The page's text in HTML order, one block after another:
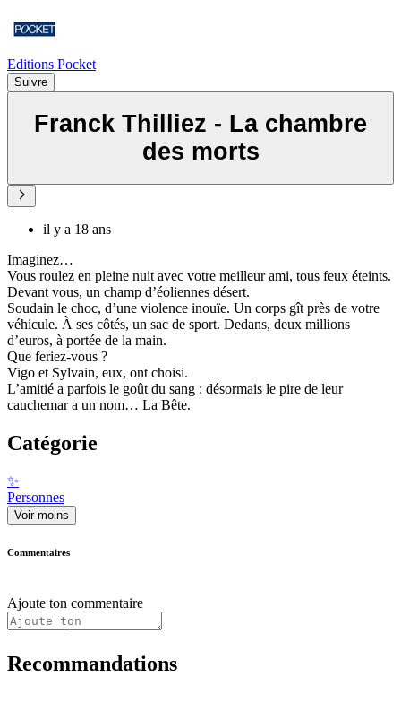
Editions Pocket
Suivre
Franck Thilliez - La chambre
des morts
il y a 18 ans
Imaginez…
Vous roulez en pleine nuit avec votre meilleur ami, tous feux éteints.
Devant vous, un champ d’éoliennes désert.
Soudain le choc, d’une violence inouïe. Un corps gît près de votre
véhicule. À ses côtés, un sac de sport. Dedans, deux millions
d’euros, à portée de la main.
Que feriez-vous ?
Vigo et Sylvain, eux, ont choisi.
L’amitié a parfois le goût du sang : désormais le pire de leur
cauchemar a un nom… La Bête.
Catégorie
✨
Personnes
Voir moins
Commentaires
Ajoute ton commentaire
Recommandations